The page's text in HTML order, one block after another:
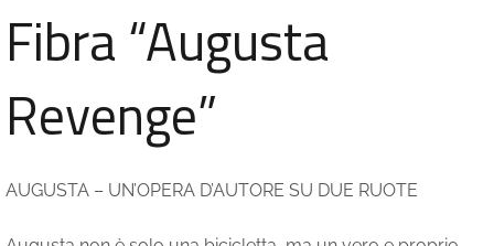
Fibra “Augusta
Revenge”
AUGUSTA – UN’OPERA D’AUTORE SU DUE RUOTE